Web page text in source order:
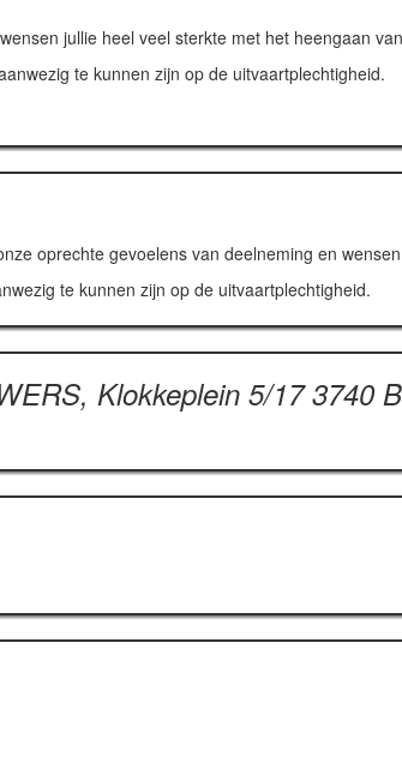
jullie heel veel sterkte met het heengaan
te kunnen zijn op de uitvaartplechtigheid.
oprechte gevoelens van deelneming en
te kunnen zijn op de uitvaartplechtigheid.
Klokkeplein 5/17 3740